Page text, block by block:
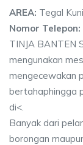
AREA: Tegal
Nomor Telepon:
TINJA BANTEN
mengunakan
mengecewakan
bertahaphingga
di<.
Banyak dari
borongan